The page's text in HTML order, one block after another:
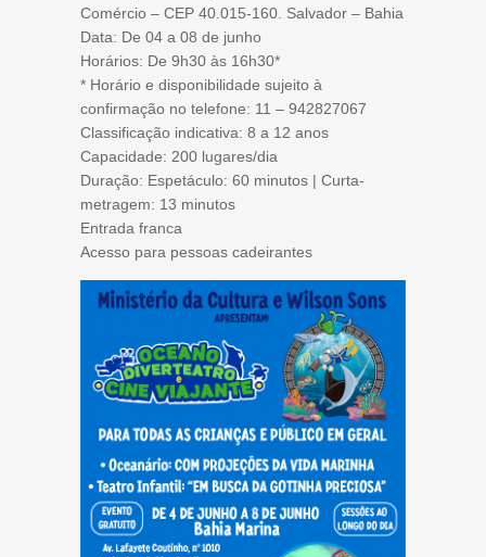
Comércio – CEP 40.015-160. Salvador – Bahia
Data: De 04 a 08 de junho
Horários: De 9h30 às 16h30*
* Horário e disponibilidade sujeito à
confirmação no telefone: 11 – 942827067
Classificação indicativa: 8 a 12 anos
Capacidade: 200 lugares/dia
Duração: Espetáculo: 60 minutos | Curta-
metragem: 13 minutos
Entrada franca
Acesso para pessoas cadeirantes